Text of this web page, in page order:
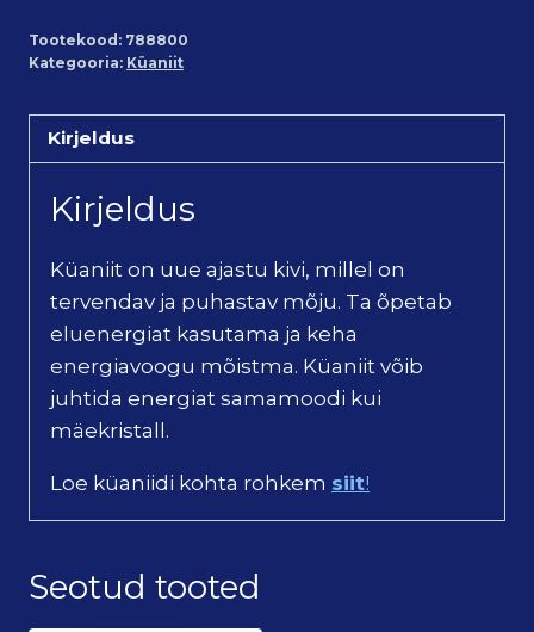
mini
läbimõõt
on
kogus
Tootekood: 788800
Kategooria: Küaniit
Kirjeldus
Kirjeldus
Küaniit on uue ajastu kivi, millel on
tervendav ja puhastav mõju. Ta õpetab
eluenergiat kasutama ja keha
energiavoogu mõistma. Küaniit võib
juhtida energiat samamoodi kui
mäekristall.
Loe küaniidi kohta rohkem siit!
Seotud tooted